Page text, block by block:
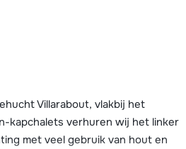
Villarabout, vlakbij het
kapchalets verhuren wij het linker
met veel gebruik van hout en